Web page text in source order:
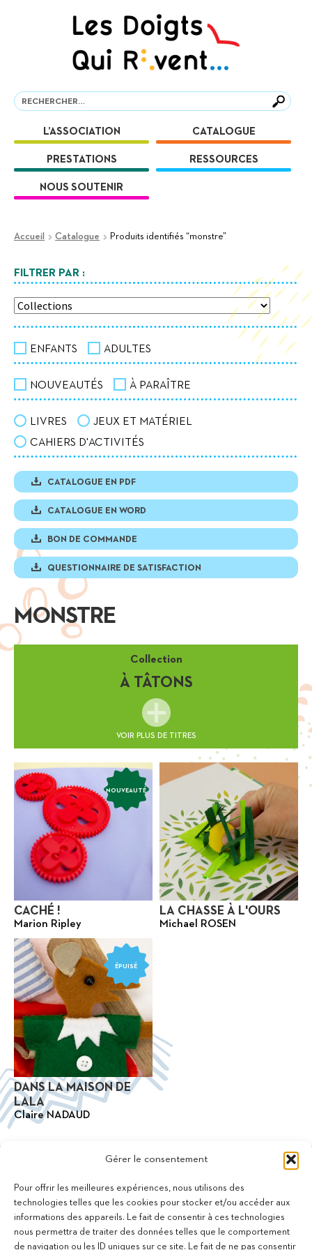
Gérer le consentement
Pour offrir les meilleures expériences, nous utilisons des
technologies telles que les cookies pour stocker et/ou accéder aux
informations des appareils. Le fait de consentir à ces technologies
nous permettra de traiter des données telles que le comportement
de navigation ou les ID uniques sur ce site. Le fait de ne pas consentir
Recherche
Recherche
L’ASSOCIATION CATALOGUE
PRESTATIONS RESSOURCES
NOUS SOUTENIR
Accueil Catalogue Produits identifiés “monstre”
FILTRER PAR :
ENFANTS ADULTES
NOUVEAUTÉS À PARAÎTRE
LIVRES
JEUX ET MATÉRIEL
CAHIERS D'ACTIVITÉS
CATALOGUE EN PDF
CATALOGUE EN WORD
BON DE COMMANDE
QUESTIONNAIRE DE SATISFACTION
MONSTRE
Collection
À TÂTONS
VOIR PLUS DE TITRES
CACHÉ !
Marion Ripley
NOUVEAUTÉ
LA CHASSE À L'OURS
Michael ROSEN
DANS LA MAISON DE
LALA
Claire NADAUD
ÉPUISÉ
11 bis Rue des Novalles
21240 Talant - France